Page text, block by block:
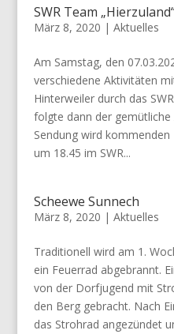
SWR Team
März 8, 2020 | Aktuelles
Am Samstag, den
verschiedene Aktivitäten
Hinterweiler durch das
folgte dann der
Sendung wird
um 18.45 im SWR...
Scheewe Sunnech
März 8, 2020 | Aktuelles
Traditionell wird am 1.
ein Feuerrad abgebrannt.
von der Dorfjugend mit
den Berg gebracht. Nach
das Strohrad angezündet